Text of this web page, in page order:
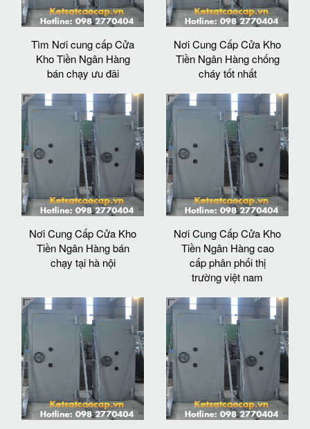
Tìm Nơi cung cấp Cửa
Kho Tiền Ngân Hàng
bán chạy ưu đãi
Nơi Cung Cấp Cửa Kho
Tiền Ngân Hàng chống
cháy tốt nhất
Nơi Cung Cấp Cửa Kho
Tiền Ngân Hàng bán
chạy tại hà nội
Nơi Cung Cấp Cửa Kho
Tiền Ngân Hàng cao
cấp phân phối thị
trường việt nam